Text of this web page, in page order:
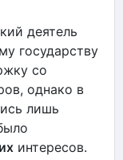
деятель
государству
со
однако в
лишь
интересов.